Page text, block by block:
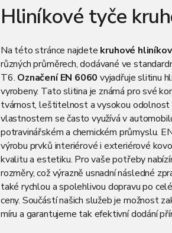
Hliníkové tyče
Na této stránce najdete kruhové
různých průměrech, dodávané ve
T6. Označení EN 6060 vyjadřuje slitinu
vyrobeny. Tato slitina je známá pro své
tvárnost, leštitelnost a vysokou
vlastnostem se často využívá v
potravinářském a chemickém průmyslu.
výrobu prvků interiérové i exteriérové
kvalitu a estetiku. Pro vaše potřeby
rozměry, což výrazně usnadní následné
také rychlou a spolehlivou dopravu po
ceny. Součástí našich služeb je možnost
míru a garantujeme tak efektivní dodání